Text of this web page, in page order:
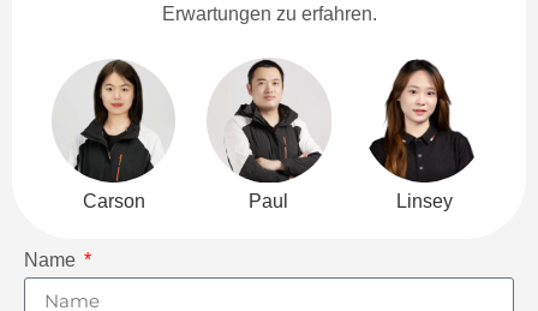
Erwartungen zu erfahren.
Carson Paul Linsey
Name